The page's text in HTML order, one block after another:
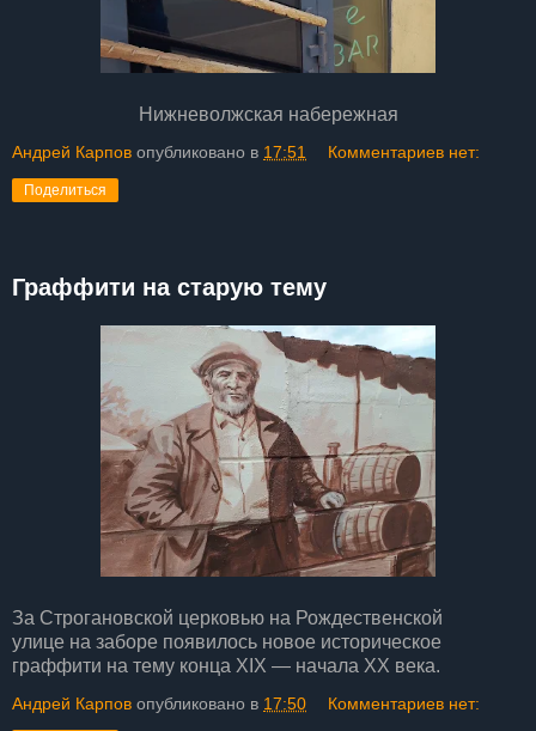
Нижневолжская набережная
Андрей Карпов опубликовано в 17:51 Комментариев нет:
Поделиться
Граффити на старую тему
За Строгановской церковью на Рождественской
улице на заборе появилось новое историческое
граффити на тему конца XIX — начала XX века.
Андрей Карпов опубликовано в 17:50 Комментариев нет: